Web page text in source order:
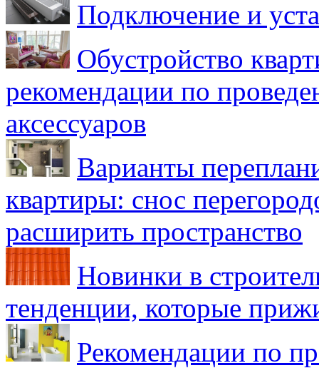
Подключение и
Обустройство
рекомендации по
аксессуаров
Варианты
квартиры: снос
расширить пространство
Новинки в
тенденции, которые
Рекомендации по